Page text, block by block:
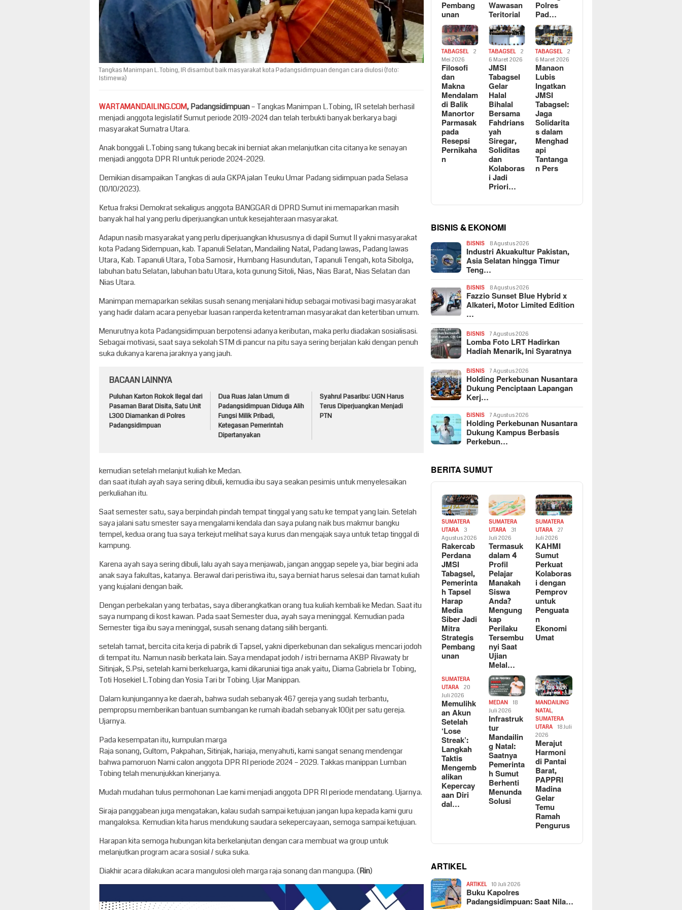
Tangkas Manimpan L. Tobing, IR disambut baik masyarakat kota Padangsidimpuan dengan cara diulosi (foto:
Istimewa)
WARTAMANDAILING.COM, Padangsidimpuan– Tangkas Manimpan L.Tobing, IR setelah berhasil
menjadi anggota legislatif Sumut periode 2019-2024 dan telah terbukti banyak berkarya bagi
masyarakat Sumatra Utara.
Anak bonggali L.Tobing sang tukang becak ini berniat akan melanjutkan cita citanya ke senayan
menjadi anggota DPR RI untuk periode 2024-2029.
Demikian disampaikan Tangkas di aula GKPA jalan Teuku Umar Padang sidimpuan pada Selasa
(10/10/2023).
Ketua fraksi Demokrat sekaligus anggota BANGGAR di DPRD Sumut ini memaparkan masih
banyak hal hal yang perlu diperjuangkan untuk kesejahteraan masyarakat.
Adapun nasib masyarakat yang perlu diperjuangkan khususnya di dapil Sumut II yakni masyarakat
kota Padang Sidempuan, kab. Tapanuli Selatan, Mandailing Natal, Padang lawas, Padang lawas
Utara, Kab. Tapanuli Utara, Toba Samosir, Humbang Hasundutan, Tapanuli Tengah, kota Sibolga,
labuhan batu Selatan, labuhan batu Utara, kota gunung Sitoli, Nias, Nias Barat, Nias Selatan dan
Nias Utara.
Manimpan memaparkan sekilas susah senang menjalani hidup sebagai motivasi bagi masyarakat
yang hadir dalam acara penyebar luasan ranperda ketentraman masyarakat dan ketertiban umum.
Menurutnya kota Padangsidimpuan berpotensi adanya keributan, maka perlu diadakan sosialisasi.
Sebagai motivasi, saat saya sekolah STM di pancur na pitu saya sering berjalan kaki dengan penuh
suka dukanya karena jaraknya yang jauh.
BACAAN LAINNYA
Puluhan Karton Rokok Ilegal dari
Pasaman Barat Disita, Satu Unit
L300 Diamankan di Polres
Padangsidimpuan
Dua Ruas Jalan Umum di
Padangsidimpuan Diduga Alih
Fungsi Milik Pribadi,
Ketegasan Pemerintah
Dipertanyakan
Syahrul Pasaribu: UGN Harus
Terus Diperjuangkan Menjadi
PTN
kemudian setelah melanjut kuliah ke Medan.
dan saat itulah ayah saya sering dibuli, kemudia ibu saya seakan pesimis untuk menyelesaikan
perkuliahan itu.
Saat semester satu, saya berpindah pindah tempat tinggal yang satu ke tempat yang lain. Setelah
saya jalani satu smester saya mengalami kendala dan saya pulang naik bus makmur bangku
tempel, kedua orang tua saya terkejut melihat saya kurus dan mengajak saya untuk tetap tinggal di
kampung.
Karena ayah saya sering dibuli, lalu ayah saya menjawab, jangan anggap sepele ya, biar begini ada
anak saya fakultas, katanya. Berawal dari peristiwa itu, saya berniat harus selesai dan tamat kuliah
yang kujalani dengan baik.
Dengan perbekalan yang terbatas, saya diberangkatkan orang tua kuliah kembali ke Medan. Saat itu
saya numpang di kost kawan. Pada saat Semester dua, ayah saya meninggal. Kemudian pada
Semester tiga ibu saya meninggal, susah senang datang silih berganti.
setelah tamat, bercita cita kerja di pabrik di Tapsel, yakni diperkebunan dan sekaligus mencari jodoh
di tempat itu. Namun nasib berkata lain. Saya mendapat jodoh / istri bernama AKBP Rivawaty br
Sitinjak, S.Psi, setelah kami berkeluarga, kami dikaruniai tiga anak yaitu, Diama Gabriela br Tobing,
Toti Hosekiel L.Tobing dan Yosia Tari br Tobing. Ujar Manippan.
Dalam kunjungannya ke daerah, bahwa sudah sebanyak 467 gereja yang sudah terbantu,
pempropsu memberikan bantuan sumbangan ke rumah ibadah sebanyak 100jt per satu gereja.
Ujarnya.
Pada kesempatan itu, kumpulan marga
Raja sonang, Gultom, Pakpahan, Sitinjak, hariaja, menyahuti, kami sangat senang mendengar
bahwa pamoruon Nami calon anggota DPR RI periode 2024 – 2029. Takkas manippan Lumban
Tobing telah menunjukkan kinerjanya.
Mudah mudahan tulus permohonan Lae kami menjadi anggota DPR RI periode mendatang. Ujarnya.
Siraja panggabean juga mengatakan, kalau sudah sampai ketujuan jangan lupa kepada kami guru
mangaloksa. Kemudian kita harus mendukung saudara sekepercayaan, semoga sampai ketujuan.
Harapan kita semoga hubungan kita berkelanjutan dengan cara membuat wa group untuk
melanjutkan program acara sosial / suka suka.
Diakhir acara dilakukan acara mangulosi oleh marga raja sonang dan mangupa. (Rin)
Pembang
unan
Wawasan
Teritorial
Polres
Pad…
TABAGSEL
2
Mei 2026
Filosofi
dan
Makna
Mendalam
di Balik
Manortor
Parmasak
pada
Resepsi
Pernikaha
n
TABAGSEL
2
6 Maret 2026
JMSI
Tabagsel
Gelar
Halal
Bihalal
Bersama
Fahdrians
yah
Siregar,
Soliditas
dan
Kolaboras
i Jadi
Priori…
TABAGSEL
2
6 Maret 2026
Manaon
Lubis
Ingatkan
JMSI
Tabagsel:
Jaga
Solidarita
s dalam
Menghad
api
Tantanga
n Pers
BISNIS & EKONOMI
BISNIS 8 Agustus 2026
Industri Akuakultur Pakistan,
Asia Selatan hingga Timur
Teng…
BISNIS 8 Agustus 2026
Fazzio Sunset Blue Hybrid x
Alkateri, Motor Limited Edition
…
BISNIS 7 Agustus 2026
Lomba Foto LRT Hadirkan
Hadiah Menarik, Ini Syaratnya
BISNIS 7 Agustus 2026
Holding Perkebunan Nusantara
Dukung Penciptaan Lapangan
Kerj…
BISNIS 7 Agustus 2026
Holding Perkebunan Nusantara
Dukung Kampus Berbasis
Perkebun…
BERITA SUMUT
SUMATERA
UTARA
3
Agustus 2026
Rakercab
Perdana
JMSI
Tabagsel,
Pemerinta
h Tapsel
Harap
Media
Siber Jadi
Mitra
Strategis
Pembang
unan
SUMATERA
UTARA
31
Juli 2026
Termasuk
dalam 4
Profil
Pelajar
Manakah
Siswa
Anda?
Mengung
kap
Perilaku
Tersembu
nyi Saat
Ujian
Melal…
SUMATERA
UTARA
27
Juli 2026
KAHMI
Sumut
Perkuat
Kolaboras
i dengan
Pemprov
untuk
Penguata
n
Ekonomi
Umat
SUMATERA
UTARA
20
Juli 2026
Memulihk
an Akun
Setelah
‘Lose
Streak’:
Langkah
Taktis
Mengemb
alikan
Kepercay
aan Diri
dal…
MEDAN
18
Juli 2026
Infrastruk
tur
Mandailin
g Natal:
Saatnya
Pemerinta
h Sumut
Berhenti
Menunda
Solusi
MANDAILING
NATAL,
SUMATERA
UTARA
18 Juli
2026
Merajut
Harmoni
di Pantai
Barat,
PAPPRI
Madina
Gelar
Temu
Ramah
Pengurus
ARTIKEL
ARTIKEL 10 Juli 2026
Buku Kapolres
Padangsidimpuan: Saat Nila…